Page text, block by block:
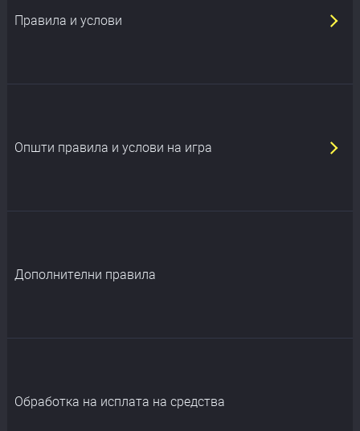
Правила и услови
Општи правила и услови на игра
Дополнителни правила
Обработка на исплата на средства